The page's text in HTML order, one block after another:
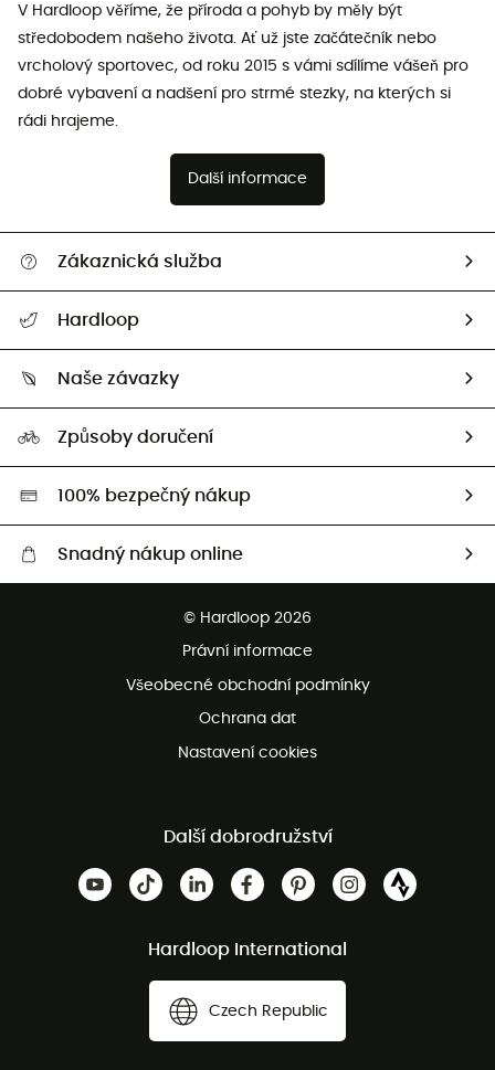
V Hardloop věříme, že příroda a pohyb by měly být
středobodem našeho života. Ať už jste začátečník nebo
vrcholový sportovec, od roku 2015 s vámi sdílíme vášeň pro
dobré vybavení a nadšení pro strmé stezky, na kterých si
rádi hrajeme.
Další informace
Zákaznická služba
Vrácení zboží a peněz
Hardloop
Naši Ambasadoři
Naše závazky
Second hand
HardGreen
Způsoby doručení
100% bezpečný nákup
Snadný nákup online
Bezplatné vrácení do 100 dnů
© Hardloop 2026
Právní informace
Všeobecné obchodní podmínky
Ochrana dat
Nastavení cookies
Další dobrodružství
Hardloop International
Czech Republic